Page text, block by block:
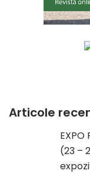
Articole
(23 –